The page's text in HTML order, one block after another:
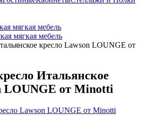
мягкая мебель
мягкая мебель
кресло Lawson LOUNGE от
Итальянское
LOUNGE от Minotti